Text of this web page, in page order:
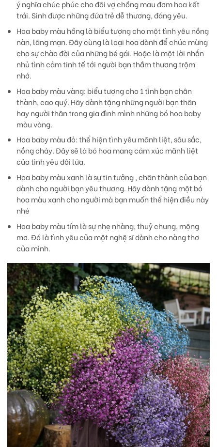
ý nghĩa chúc phúc cho đôi vợ chồng mau đơm hoa kết
trái. Sinh được những đứa trẻ dễ thương, đáng yêu.
Hoa baby màu hồnglà biểu tượng cho một tình yêu nồng
nàn, lãng mạn. Đây cùng là loại hoa dành để chúc mừng
cho sự chào đời của những bé gái. Hoặc là một lời nhắn
nhủ tình cảm tinh tế tới người bạn thầm thương trộm
nhớ.
Hoa baby màu vàng: biểu tượng cho 1 tình bạn chân
thành, cao quý. Hãy dành tặng những người bạn thân
hay người thân trong gia đình mình những bó hoa baby
màu vàng.
Hoa baby màu đỏ:thể hiện tình yêu mãnh liệt, sâu sắc,
nồng cháy. Đây sẽ là bó hoa mang cảm xúc mãnh liệt
của tình yêu đôi lứa.
Hoa baby màu xanhlà sự tin tưởng , chân thành của bạn
dành cho người bạn yêu thương. Hãy dành tặng một bó
hoa màu xanh cho người mà bạn muốn thể hiện điều này
nhé
Hoa baby màu tímlà sự nhẹ nhàng, thuỷ chung, mộng
mơ. Đó là tình yêu của một nghệ sĩ dành cho nàng thơ
của mình.